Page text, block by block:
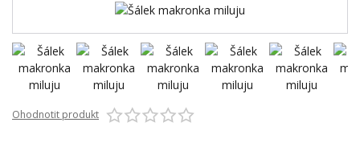
Ohodnotit produkt